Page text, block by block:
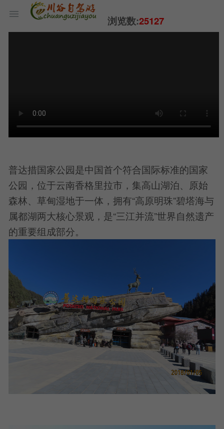
浏览数:25127
普达措国家公园是中国首个符合国际标准的国家
公园，位于云南香格里拉市，集高山湖泊、原始
森林、草甸湿地于一体，拥有“高原明珠”碧塔海与
属都湖两大核心景观，是“三江并流”世界自然遗产
的重要组成部分。